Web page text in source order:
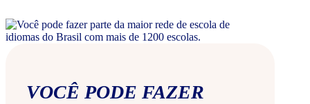
VOCÊ PODE FAZER